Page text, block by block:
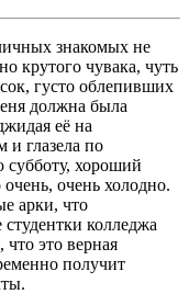
знакомых не
крутого чувака, чуть
густо облепивших
должна была
её на
и глазела по
субботу, хороший
очень холодно.
арки, что
колледжа
это верная
получит